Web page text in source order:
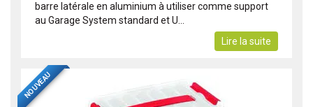
barre latérale en aluminium à utiliser comme support
au Garage System standard et U...
Lire la suite
NOUVEAU